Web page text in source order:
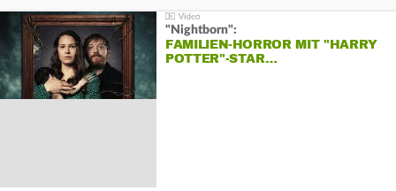
"Nightborn":
FAMILIEN-HORROR MIT "HARRY
POTTER"-STAR…